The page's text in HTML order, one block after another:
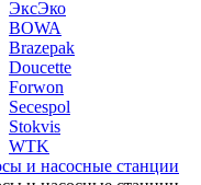
ЭксЭко
BOWA
Brazepak
Doucette
Forwon
Secespol
Stokvis
WTK
и насосные станции